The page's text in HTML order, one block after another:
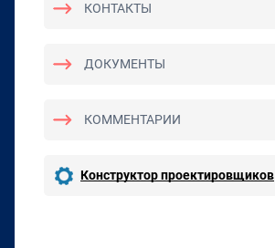
КОНТАКТЫ
ДОКУМЕНТЫ
КОММЕНТАРИИ
Конструктор проектировщиков